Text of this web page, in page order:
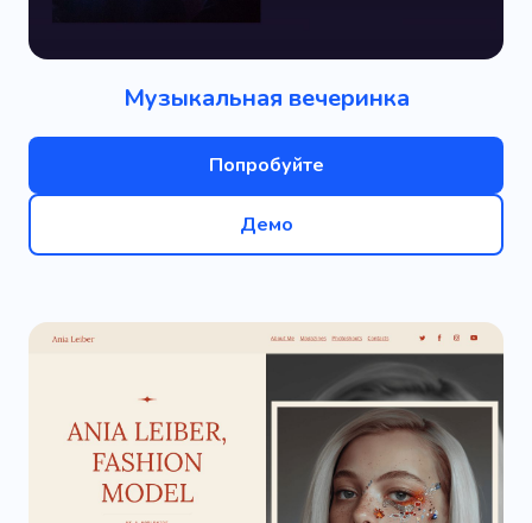
Музыкальная вечеринка
Попробуйте
Демо